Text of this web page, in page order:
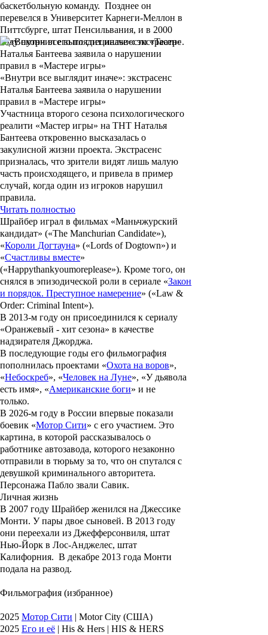
баскетбольную команду. Позднее он
перевелся в Университет Карнеги-Меллон в
Питтсбурге, штат Пенсильвания, и в 2000
году окончил его по специальности «Театр».
«Внутри все выглядит иначе»: экстрасенс
Наталья Бантеева заявила о нарушении
правил в «Мастере игры»
Участница второго сезона психологического
реалити «Мастер игры» на ТНТ Наталья
Бантеева откровенно высказалась о
закулисной жизни проекта. Экстрасенс
призналась, что зрители видят лишь малую
часть происходящего, и привела в пример
случай, когда один из игроков нарушил
правила.
Читать полностью
Шрайбер играл в фильмах «Маньчжурский
кандидат» («The Manchurian Candidate»),
«Короли Догтауна» («Lords of Dogtown») и
«Счастливы вместе»
(«Happythankyoumoreplease»). Кроме того, он
снялся в эпизодической роли в сериале «Закон
и порядок. Преступное намерение» («Law &
Order: Criminal Intent»).
В 2013-м году он присоединился к сериалу
«Оранжевый - хит сезона» в качестве
надзирателя Джорджа.
В последующие годы его фильмография
пополнилась проектами «Охота на воров»,
«Небоскреб», «Человек на Луне», «У дьявола
есть имя», «Американские боги» и не
только.
В 2026-м году в России впервые показали
боевик «Мотор Сити» с его участием. Это
картина, в которой рассказывалось о
работнике автозавода, которого незаконно
отправили в тюрьму за то, что он спутался с
девушкой криминального авторитета.
Персонажа Пабло звали Савик.
Личная жизнь
В 2007 году Шрайбер женился на Джессике
Монти. У пары двое сыновей. В 2013 году
они переехали из Джефферсонвиля, штат
Нью-Йорк в Лос-Анджелес, штат
Калифорния. В декабре 2013 года Монти
подала на развод.
Фильмография (избранное)
2025 Мотор Сити | Motor City (США)
2025 Его и её | His & Hers | HIS & HERS